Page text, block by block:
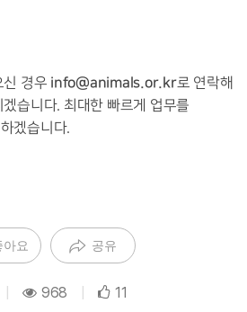
신 경우 info@animals.or.kr로 연락해
습니다. 최대한 빠르게 업무를
겠습니다.
요 공유
968 11